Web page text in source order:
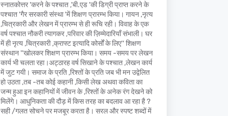
स्नातकोत्तर 'करने के पश्चात ,'बी.एड 'की डिग्री प्राप्त करने के
पश्चात 'गैर सरकारी संस्था 'में शिक्षण प्रारम्भ किया। गायन ,नृत्य
,चित्रकारी और लेखन में प्रारम्भ से ही रूचि रही। विवाह के एक
वर्ष पश्चात नौकरी त्यागकर ,परिवार की ज़िम्मेदारियाँ संभाली। घर
में ही नृत्य ,चित्रकारी ,क्राफ्ट इत्यादि कोर्सों के लिए'' शिक्षण
संस्थान ''खोलकर शिक्षण प्रारम्भ किया। समय -समय पर लेखन
कार्य भी चलता रहा।अट्ठारह वर्ष सिखाने के पश्चात ,लेखन कार्य
में जुट गयी। समाज के प्रति ,रिश्तों के प्रति जब भी मन उद्वेलित
हो उठता ,तब -तब कोई कहानी ,किसी लेख अथवा कविता का
जन्म हुआ इन कहानियों में जीवन के ,रिश्तों के अनेक रंग देखने को
मिलेंगे। आधुनिकता की दौड़ में किस तरह का बदलाव आ रहा है ?
सही /गलत सोचने पर मजबूर करता है। सरल और स्पष्ट शब्दों में